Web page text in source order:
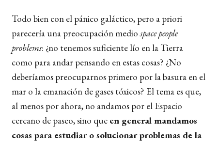
Todo bien con el pánico galáctico, pero a priori
parecería una preocupación mediospace people
problems: ¿no tenemos suficiente lío en la Tierra
como para andar pensando en estas cosas? ¿No
deberíamos preocuparnos primero por la basura en el
mar o la emanación de gases tóxicos? El tema es que,
al menos por ahora, no andamos por el Espacio
cercano de paseo, sino que en general mandamos
cosas para estudiar o solucionar problemas de la